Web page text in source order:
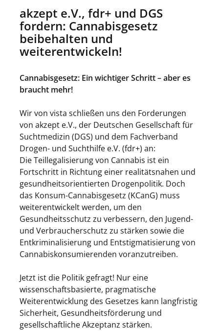
akzept e.V., fdr+ und DGS
fordern: Cannabisgesetz
beibehalten und
weiterentwickeln!
Cannabisgesetz: Ein wichtiger Schritt – aber es
braucht mehr!
Wir von vista schließen uns den Forderungen
von akzept e.V., der Deutschen Gesellschaft für
Suchtmedizin (DGS) und dem Fachverband
Drogen- und Suchthilfe e.V. (fdr+) an:
Die Teillegalisierung von Cannabis ist ein
Fortschritt in Richtung einer realitätsnahen und
gesundheitsorientierten Drogenpolitik. Doch
das Konsum-Cannabisgesetz (KCanG) muss
weiterentwickelt werden, um den
Gesundheitsschutz zu verbessern, den Jugend-
und Verbraucherschutz zu stärken sowie die
Entkriminalisierung und Entstigmatisierung von
Cannabiskonsumierenden voranzutreiben.
Jetzt ist die Politik gefragt! Nur eine
wissenschaftsbasierte, pragmatische
Weiterentwicklung des Gesetzes kann langfristig
Sicherheit, Gesundheitsförderung und
gesellschaftliche Akzeptanz stärken.